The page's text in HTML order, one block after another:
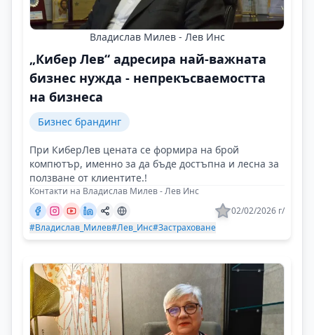
Владислав Милев - Лев Инс
„Кибер Лев“ адресира най-важната
бизнес нужда - непрекъсваемостта
на бизнеса
Бизнес брандинг
При КиберЛев цената се формира на брой
компютър, именно за да бъде достъпна и лесна за
ползване от клиентите.!
Контакти на Владислав Милев - Лев Инс
02/02/2026 г/
#Владислав_Милев#Лев_Инс#Застраховане